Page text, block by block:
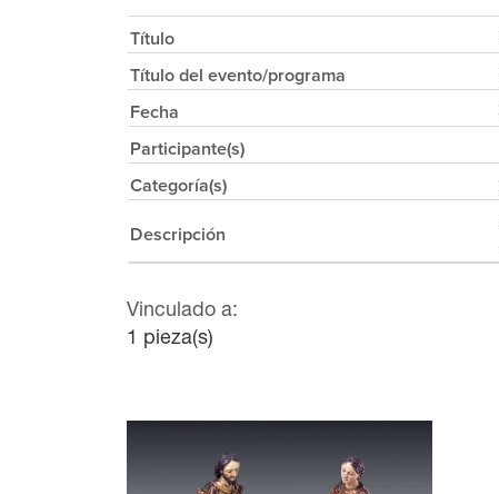
Título
Título del evento/programa
Fecha
Participante(s)
Categoría(s)
Descripción
Vinculado a:
1 pieza(s)